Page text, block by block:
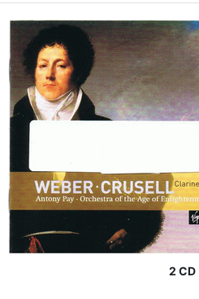
2 CD